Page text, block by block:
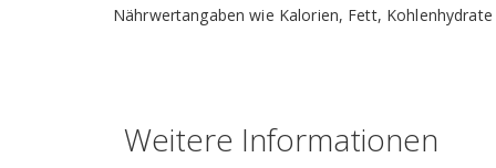
Nährwertangaben wie Kalorien, Fett,
Weitere Informationen